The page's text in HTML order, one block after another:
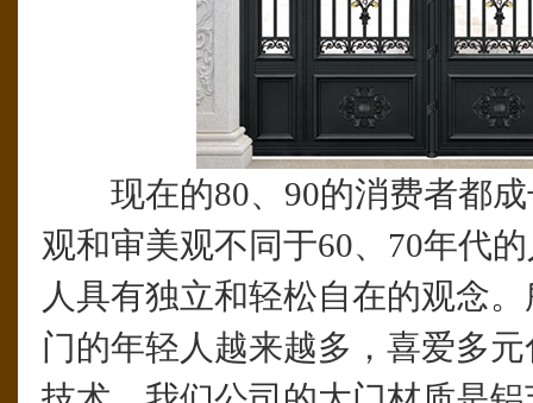
现在的80、90的消费者都成
观和审美观不同于60、70年代
人具有独立和轻松自在的观念
门的年轻人越来越多，喜爱多